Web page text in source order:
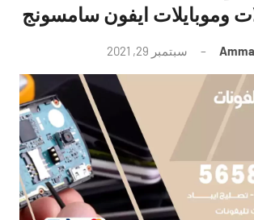
وموبايلات ايفون سامسونج
سبتمبر 29, 2021
توجد
تعليقات